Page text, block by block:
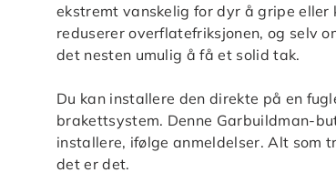
ekstremt vanskelig for dyr å gripe
reduserer overflatefriksjonen, og selv
det nesten umulig å få et solid tak.
Du kan installere den direkte på en
brakettsystem. Denne Garbuildman-
installere, ifølge anmeldelser. Alt som
det er det.